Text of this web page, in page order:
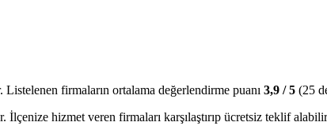
Listelenen firmaların ortalama değerlendirme puanı 3,9 / 5 (25
İlçenize hizmet veren firmaları karşılaştırıp ücretsiz teklif